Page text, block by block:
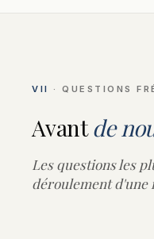
VII · QUESTIONS
Avantde
Les questions les
déroulement d'une